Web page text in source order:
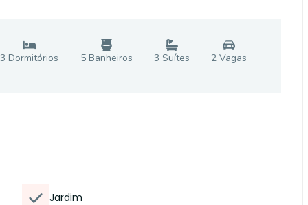
3 Dormitórios 5Banheiros 3 Suítes 2Vagas
Jardim